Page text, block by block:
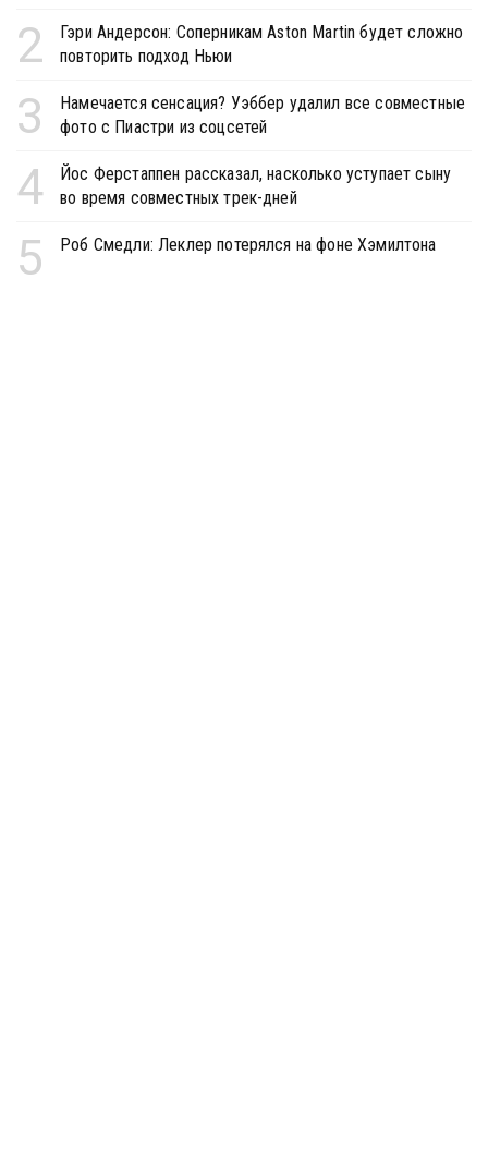
2
Гэри Андерсон: Соперникам Aston Martin будет сложно
повторить подход Ньюи
3
Намечается сенсация? Уэббер удалил все совместные
фото с Пиастри из соцсетей
4
Йос Ферстаппен рассказал, насколько уступает сыну
во время совместных трек-дней
5 Роб Смедли: Леклер потерялся на фоне Хэмилтона